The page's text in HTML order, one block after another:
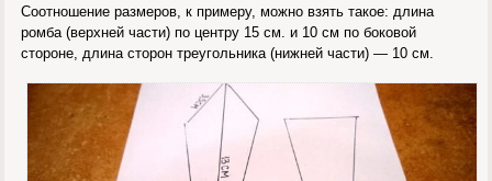
Соотношение размеров, к примеру, можно взять такое: длина
ромба (верхней части) по центру 15 см. и 10 см по боковой
стороне, длина сторон треугольника (нижней части) — 10 см.